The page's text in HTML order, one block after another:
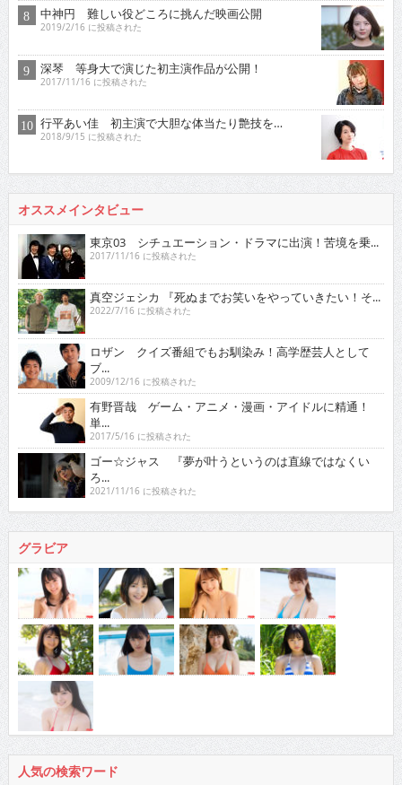
中神円 難しい役どころに挑んだ映画公開
2019/2/16 に投稿された
深琴 等身大で演じた初主演作品が公開！
2017/11/16 に投稿された
行平あい佳 初主演で大胆な体当たり艶技を…
2018/9/15 に投稿された
オススメインタビュー
東京03 シチュエーション・ドラマに出演！苦境を乗...
2017/11/16 に投稿された
真空ジェシカ 『死ぬまでお笑いをやっていきたい！そ...
2022/7/16 に投稿された
ロザン クイズ番組でもお馴染み！高学歴芸人として
ブ...
2009/12/16 に投稿された
有野晋哉 ゲーム・アニメ・漫画・アイドルに精通！
単...
2017/5/16 に投稿された
ゴー☆ジャス 『夢が叶うというのは直線ではなくい
ろ...
2021/11/16 に投稿された
グラビア
人気の検索ワード